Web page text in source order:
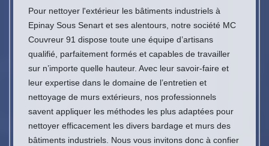
Pour nettoyer l'extérieur les bâtiments industriels à
Epinay Sous Senart et ses alentours, notre société MC
Couvreur 91 dispose toute une équipe d’artisans
qualifié, parfaitement formés et capables de travailler
sur n’importe quelle hauteur. Avec leur savoir-faire et
leur expertise dans le domaine de l’entretien et
nettoyage de murs extérieurs, nos professionnels
savent appliquer les méthodes les plus adaptées pour
nettoyer efficacement les divers bardage et murs des
bâtiments industriels. Nous vous invitons donc à confier